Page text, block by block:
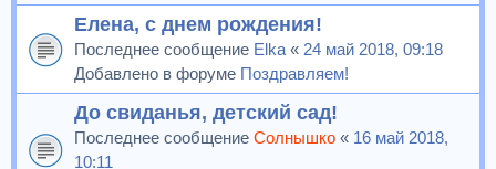
Елена, с днем рождения!
Последнее сообщение Elka « 24 май 2018, 09:18
Добавлено в форуме Поздравляем!
До свиданья, детский сад!
Последнее сообщение Солнышко « 16 май 2018,
10:11